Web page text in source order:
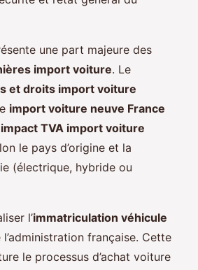
une part majeure des
import voiture. Le
et droits import voiture
import voiture neuve France
impact TVA import voiture
le pays d’origine et la
(électrique, hybride ou
l’immatriculation véhicule
l’administration française. Cette
le processus d’achat voiture